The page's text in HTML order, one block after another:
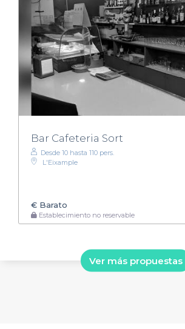
Bar Cafeteria Sort
Desde 10 hasta 110 pers.
L'Eixample
€ Barato
Establecimiento no reservable
Ver más propuestas